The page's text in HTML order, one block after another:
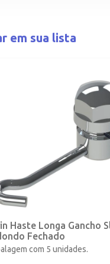
em sua lista
Haste Longa Gancho
Fechado
com 5 unidades.